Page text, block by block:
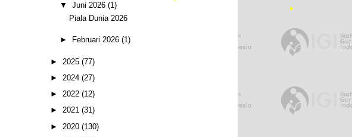
▼ Juni 2026 (1)
Piala Dunia 2026
► Februari 2026 (1)
► 2025 (77)
► 2024 (27)
► 2022 (12)
► 2021 (31)
► 2020 (130)
•